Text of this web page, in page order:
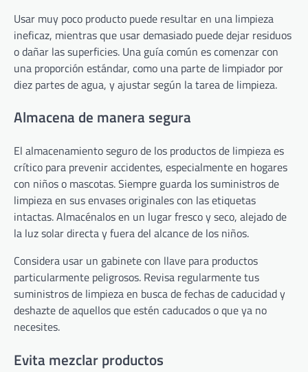
Usar muy poco producto puede resultar en una limpieza
ineficaz, mientras que usar demasiado puede dejar residuos
o dañar las superficies. Una guía común es comenzar con
una proporción estándar, como una parte de limpiador por
diez partes de agua, y ajustar según la tarea de limpieza.
Almacena de manera segura
El almacenamiento seguro de los productos de limpieza es
crítico para prevenir accidentes, especialmente en hogares
con niños o mascotas. Siempre guarda los suministros de
limpieza en sus envases originales con las etiquetas
intactas. Almacénalos en un lugar fresco y seco, alejado de
la luz solar directa y fuera del alcance de los niños.
Considera usar un gabinete con llave para productos
particularmente peligrosos. Revisa regularmente tus
suministros de limpieza en busca de fechas de caducidad y
deshazte de aquellos que estén caducados o que ya no
necesites.
Evita mezclar productos